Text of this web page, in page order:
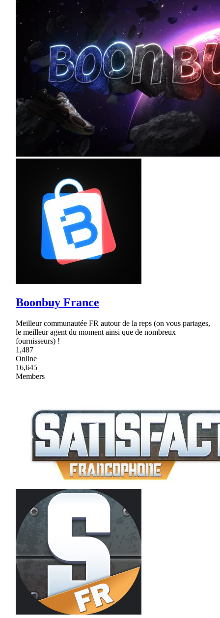
Boonbuy France
Meilleur communautée FR autour de la reps (on vous partages,
le meilleur agent du moment ainsi que de nombreux
fournisseurs) !
1,487
Online
16,645
Members